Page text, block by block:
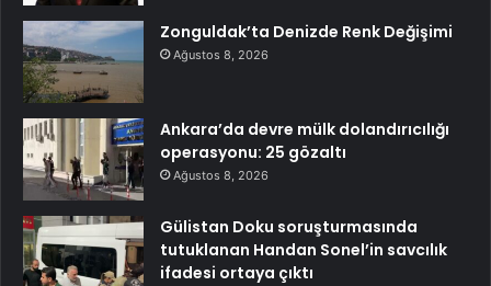
Zonguldak’ta Denizde Renk Değişimi
Ağustos 8, 2026
Ankara’da devre mülk dolandırıcılığı
operasyonu: 25 gözaltı
Ağustos 8, 2026
Gülistan Doku soruşturmasında
tutuklanan Handan Sonel’in savcılık
ifadesi ortaya çıktı